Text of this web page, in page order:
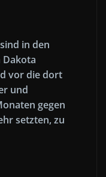
in den
vor die dort
und
gegen
setzten, zu